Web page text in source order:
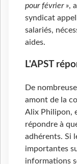
pour février »,
syndicat
salariés,
aides.
L'APST
De
amont de la
Alix Philipon,
répondre à
adhérents. Si
importantes
informations